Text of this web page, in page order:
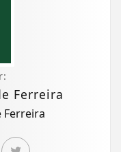
Ferreira
Ferreira